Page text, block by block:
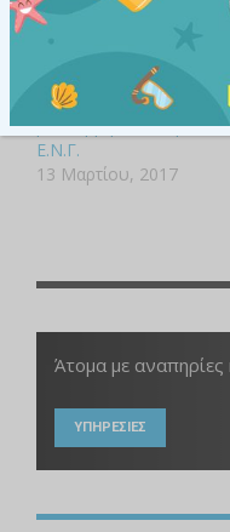
Ταξιδευτές του
Ηλιακού Συστήματος:
Αστεροειδείς και
Κομήτες, 21/03/2017
στο Ίδρυμα Ευγενίδου
με Διερμηνεία στην
Ε.Ν.Γ.
13 Μαρτίου, 2017
Άτομα με αναπηρίες
ΥΠΗΡΕΣΙΕΣ